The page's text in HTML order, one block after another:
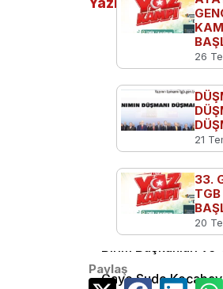
TGB İstanbul,
Temsilcilerini
üniversitelerdeki
Birim Başkanları
Gaye Sude
Yazılar
26
21
33.
20
Paylaş